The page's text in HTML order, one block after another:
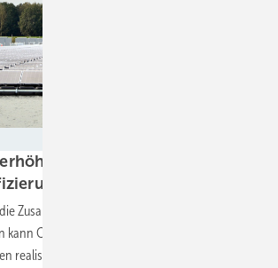
das Tempo für die
Zusammenarbeit mit fünf weiteren
kann Carbonfreed den Netzanschluss innerhalb
realisieren. Außerdem hat das Unternehmen